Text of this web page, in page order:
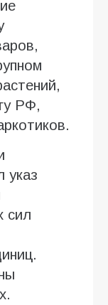
РФ,
указ
сил